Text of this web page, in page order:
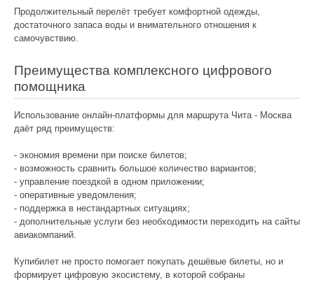
Продолжительный перелёт требует комфортной одежды,
достаточного запаса воды и внимательного отношения к
самочувствию.
Преимущества комплексного цифрового
помощника
Использование онлайн-платформы для маршрута Чита - Москва
даёт ряд преимуществ:
- экономия времени при поиске билетов;
- возможность сравнить большое количество вариантов;
- управление поездкой в одном приложении;
- оперативные уведомления;
- поддержка в нестандартных ситуациях;
- дополнительные услуги без необходимости переходить на сайты
авиакомпаний.
Купибилет не просто помогает покупать дешёвые билеты, но и
формирует цифровую экосистему, в которой собраны